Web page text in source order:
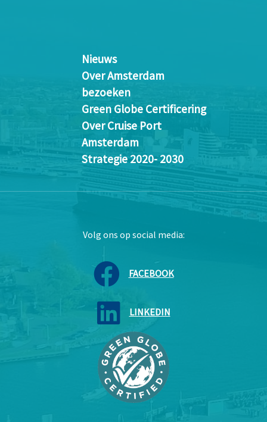
Nieuws
Over Amsterdam
bezoeken
Green Globe Certificering
Over Cruise Port
Amsterdam
Strategie 2020- 2030
Volg ons op social media:
FACEBOOK
LINKEDIN